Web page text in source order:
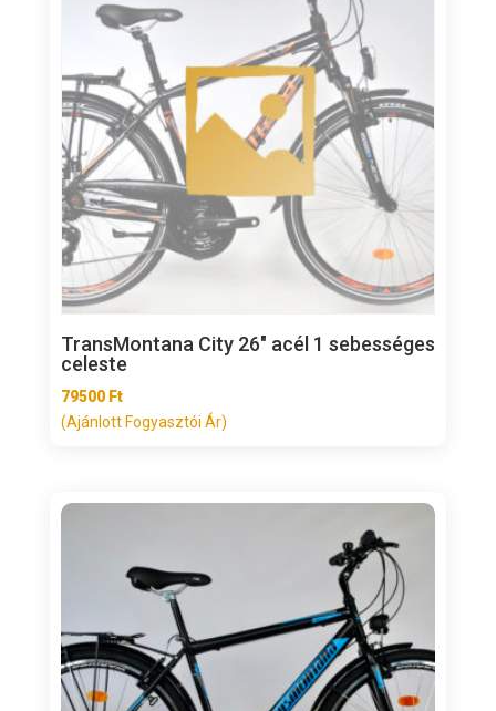
TransMontana City 26″ acél 1 sebességes
celeste
79500 Ft
(Ajánlott Fogyasztói Ár)